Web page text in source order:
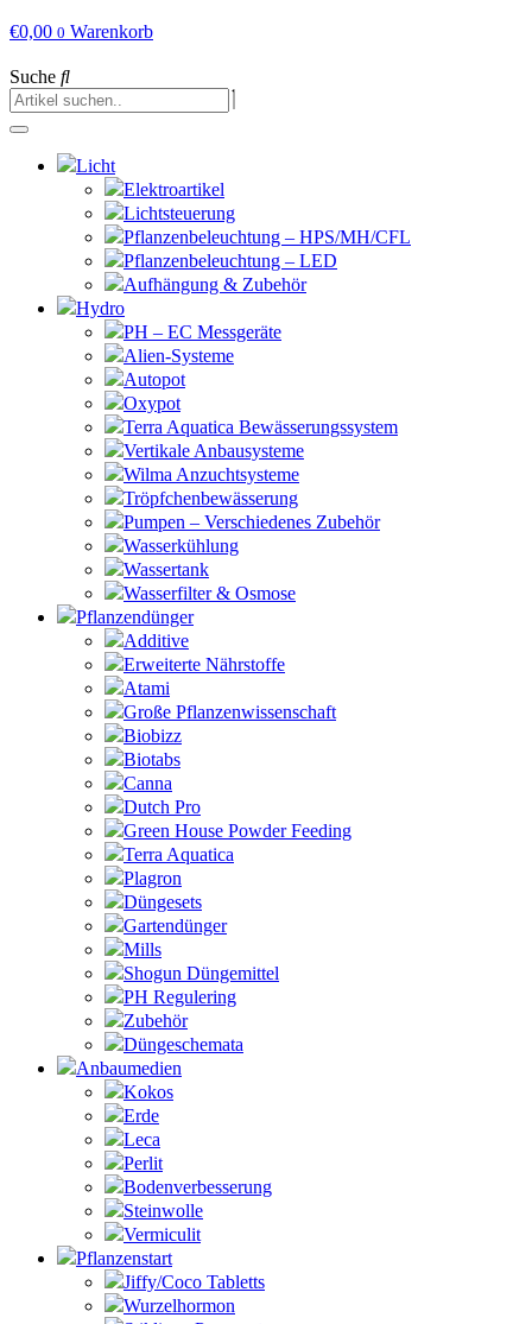
€0,00 0 Warenkorb
Suche
Licht
Elektroartikel
Lichtsteuerung
Pflanzenbeleuchtung – HPS/MH/CFL
Pflanzenbeleuchtung – LED
Aufhängung & Zubehör
Hydro
PH – EC Messgeräte
Alien-Systeme
Autopot
Oxypot
Terra Aquatica Bewässerungssystem
Vertikale Anbausysteme
Wilma Anzuchtsysteme
Tröpfchenbewässerung
Pumpen – Verschiedenes Zubehör
Wasserkühlung
Wassertank
Wasserfilter & Osmose
Pflanzendünger
Additive
Erweiterte Nährstoffe
Atami
Große Pflanzenwissenschaft
Biobizz
Biotabs
Canna
Dutch Pro
Green House Powder Feeding
Terra Aquatica
Plagron
Düngesets
Gartendünger
Mills
Shogun Düngemittel
PH Regulering
Zubehör
Düngeschemata
Anbaumedien
Kokos
Erde
Leca
Perlit
Bodenverbesserung
Steinwolle
Vermiculit
Pflanzenstart
Jiffy/Coco Tabletts
Wurzelhormon